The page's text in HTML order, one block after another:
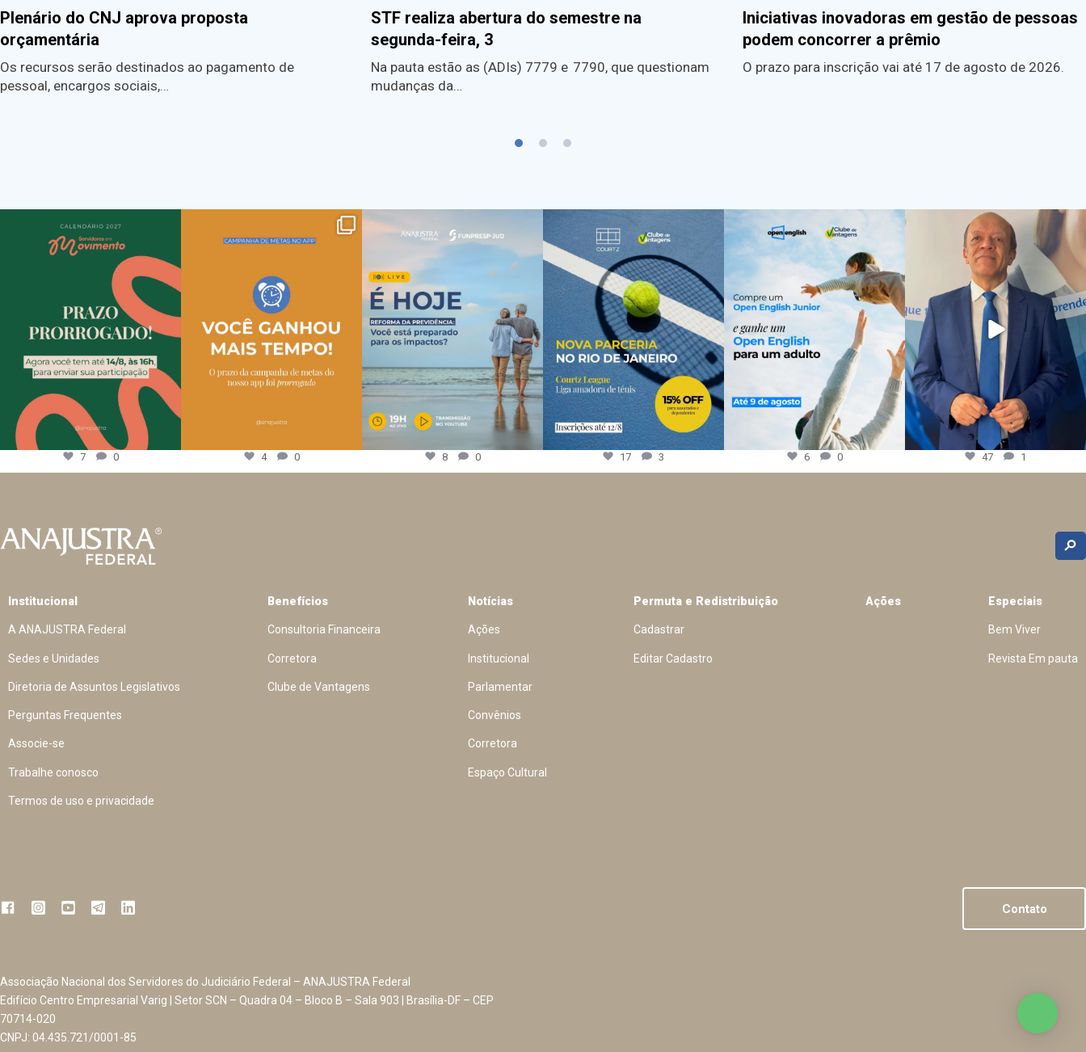
Plenário do CNJ aprova proposta
orçamentária
Os recursos serão destinados ao pagamento de
pessoal, encargos sociais,…
STF realiza abertura do semestre na
segunda-feira, 3
Na pauta estão as (ADIs) 7779 e 7790, que questionam
mudanças da…
Iniciativas inovadoras em gestão de pessoas
podem concorrer a prêmio
O prazo para inscrição vai até 17 de agosto de 2026.
7 0 4 0 8 0 17 3 6 0 47 1
Institucional
A ANAJUSTRA Federal
Sedes e Unidades
Diretoria de Assuntos Legislativos
Perguntas Frequentes
Associe-se
Trabalhe conosco
Termos de uso e privacidade
Benefícios
Consultoria Financeira
Corretora
Clube de Vantagens
Notícias
Ações
Institucional
Parlamentar
Convênios
Corretora
Espaço Cultural
Permuta e Redistribuição
Cadastrar
Editar Cadastro
Ações Especiais
Bem Viver
Revista Em pauta
Contato
Associação Nacional dos Servidores do Judiciário Federal – ANAJUSTRA Federal
Edifício Centro Empresarial Varig | Setor SCN – Quadra 04 – Bloco B – Sala 903 | Brasília-DF – CEP
70714-020
CNPJ: 04.435.721/0001-85